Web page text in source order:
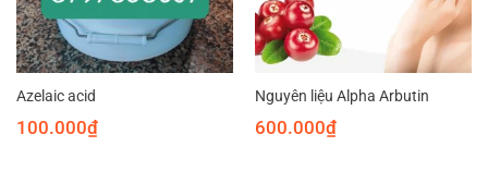
Azelaic acid
100.000₫
Nguyên liệu Alpha Arbutin
600.000₫